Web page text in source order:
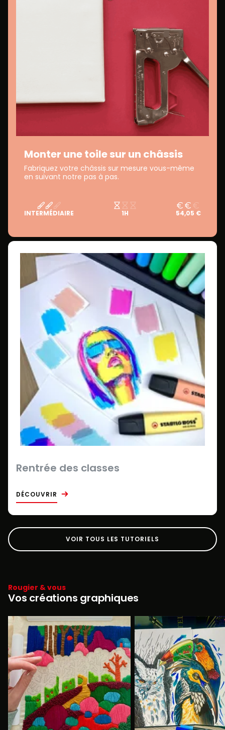
Monter une toile sur un châssis
Fabriquez votre châssis sur mesure vous-même
en suivant notre pas à pas.
INTERMÉDIAIRE 1H 54,05 €
Rentrée des classes
DÉCOUVRIR
VOIR TOUS LES TUTORIELS
Rougier & vous
Vos créations graphiques